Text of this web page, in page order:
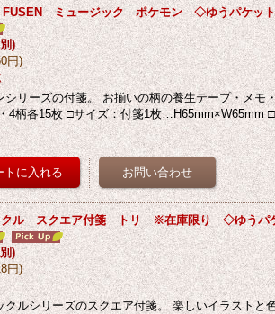
FUSEN ミュージック ポケモン ◇ゆうパケッ
)
円)
シリーズの付箋。 お揃いの柄の養生テープ・メモ
4柄各15枚 □サイズ：付箋1枚…H65mm×W65mm
クル スクエア付箋 トリ ※在庫限り ◇ゆうパ
)
円)
クルシリーズのスクエア付箋。 楽しいイラストと